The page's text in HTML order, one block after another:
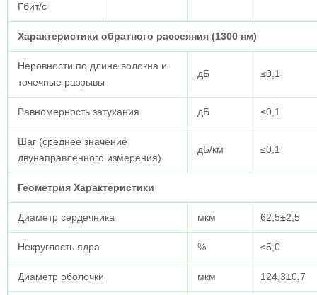
Гбит/с
Характеристики обратного рассеяния (1300 нм)
Неровности по длине волокна и
точечные разрывы
дБ ≤0,1
Равномерность затухания дБ ≤0,1
Шаг (среднее значение
двунаправленного измерения)
дБ/км ≤0,1
Геометрия Характеристики
Диаметр сердечника мкм 62,5±2,5
Некруглость ядра % ≤5,0
Диаметр оболочки мкм 124,3±0,7